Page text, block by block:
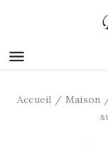

Accueil Maison